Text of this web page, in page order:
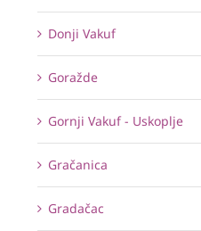
Donji Vakuf
Goražde
Gornji Vakuf - Uskoplje
Gračanica
Gradačac